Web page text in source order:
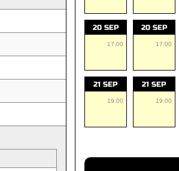
20 SEP
17:00
20 SEP
17:00
21 SEP
19:00
21 SEP
19:00